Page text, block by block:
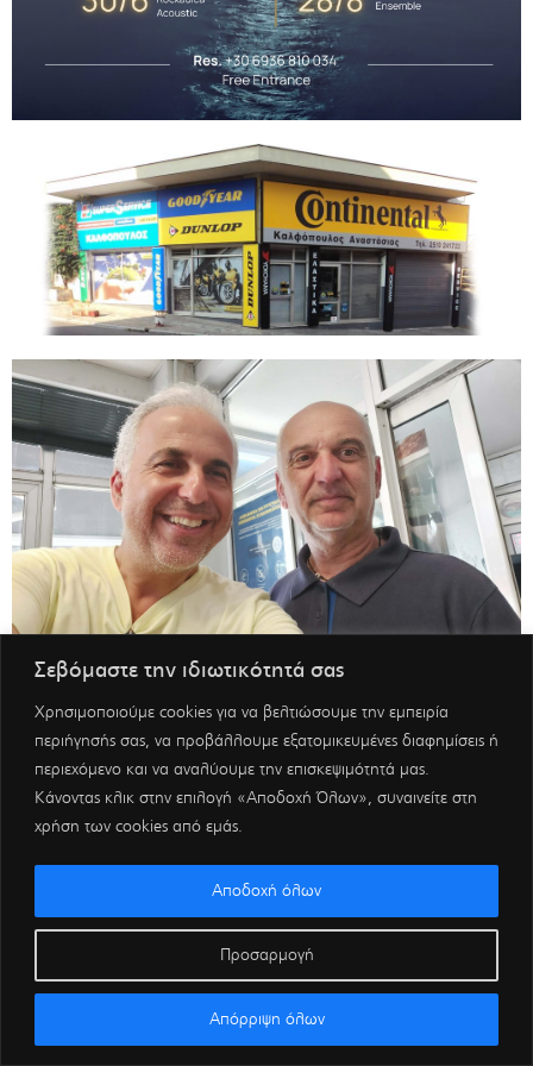
Σεβόμαστε την ιδιωτικότητά σας
Χρησιμοποιούμε cookies για να βελτιώσουμε την εμπειρία
περιήγησής σας, να προβάλλουμε εξατομικευμένες διαφημίσεις ή
περιεχόμενο και να αναλύουμε την επισκεψιμότητά μας.
Κάνοντας κλικ στην επιλογή «Αποδοχή Όλων», συναινείτε στη
χρήση των cookies από εμάς.
Προσαρμογή
Απόρριψη όλων
Αποδοχή όλων